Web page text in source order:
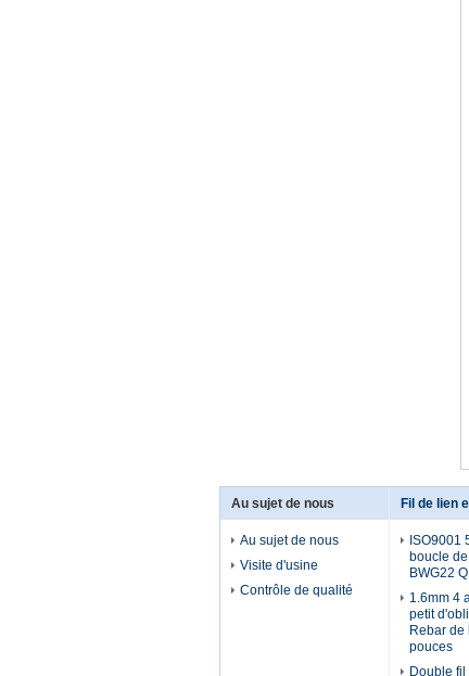
Au sujet de nous
Au sujet de nous
Visite d'usine
Contrôle de qualité
Fil de lien
ISO9001
boucle
BWG22
1.6mm 4
petit
Rebar de
pouces
Double